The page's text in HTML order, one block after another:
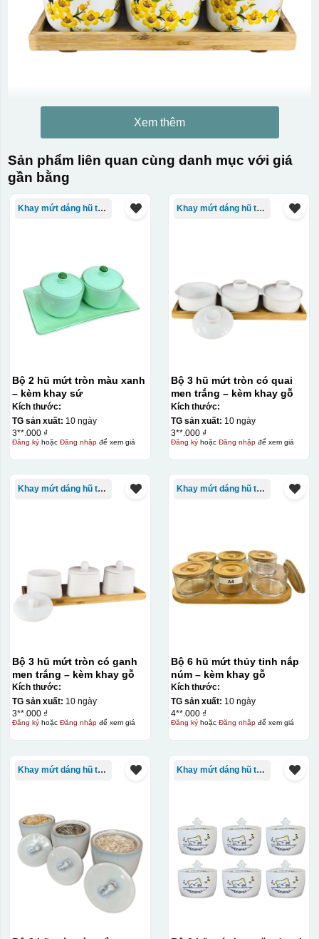
Kiểu in:
Xem thêm
Sản phẩm liên quan cùng danh mục với giá
gần bằng
Khay mứt dáng hũ tròn
Bộ 2 hũ mứt tròn màu xanh
– kèm khay sứ
Kích thước:
TG sản xuất: 10 ngày
3**.000 ₫
Đăng kýhoặc Đăng nhậpđể xem giá
Khay mứt dáng hũ tròn
Bộ 3 hũ mứt tròn có quai
men trắng – kèm khay gỗ
Kích thước:
TG sản xuất: 10 ngày
3**.000 ₫
Đăng kýhoặc Đăng nhậpđể xem giá
Khay mứt dáng hũ tròn
Bộ 3 hũ mứt tròn có ganh
men trắng – kèm khay gỗ
Kích thước:
TG sản xuất: 10 ngày
3**.000 ₫
Đăng kýhoặc Đăng nhậpđể xem giá
Khay mứt dáng hũ tròn
Bộ 6 hũ mứt thủy tinh nắp
núm – kèm khay gỗ
Kích thước:
TG sản xuất: 10 ngày
4**.000 ₫
Đăng kýhoặc Đăng nhậpđể xem giá
Khay mứt dáng hũ tròn Khay mứt dáng hũ tròn